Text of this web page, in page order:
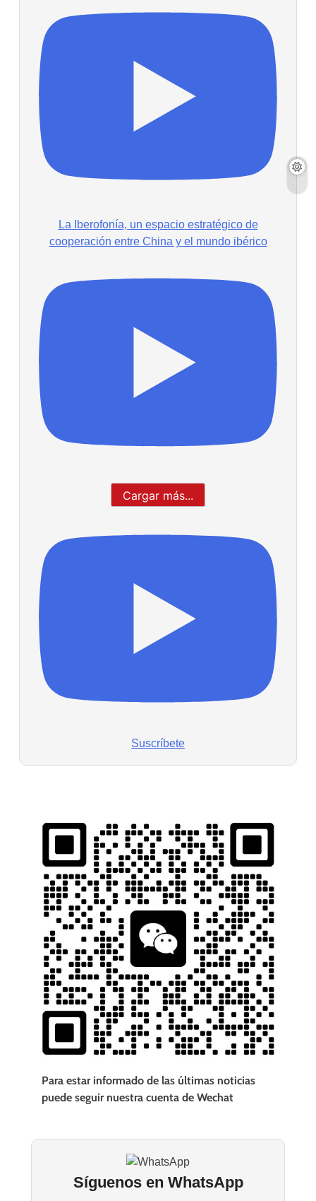
La Iberofonía, un espacio estratégico de
cooperación entre China y el mundo ibérico
Cargar más...
Suscríbete
Para estar informado de las últimas noticias
puede seguir nuestra cuenta de Wechat
Síguenos en WhatsApp